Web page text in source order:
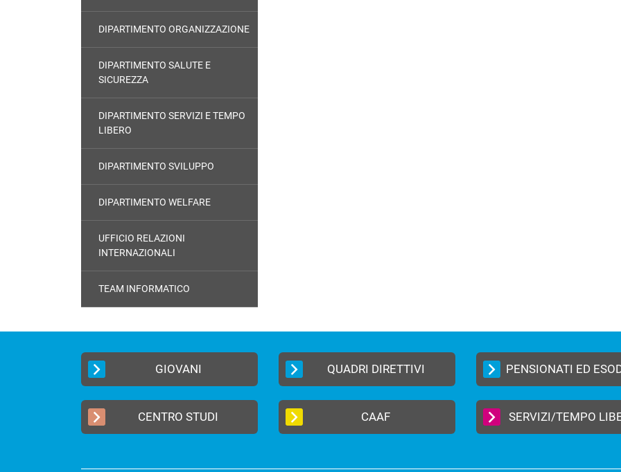
DIPARTIMENTO ORGANIZZAZIONE
DIPARTIMENTO SALUTE E
SICUREZZA
DIPARTIMENTO SERVIZI E TEMPO
LIBERO
DIPARTIMENTO SVILUPPO
DIPARTIMENTO WELFARE
UFFICIO RELAZIONI
INTERNAZIONALI
TEAM INFORMATICO
GIOVANI QUADRI DIRETTIVI PENSIONATI ED
CENTRO STUDI CAAF SERVIZI/TEMPO